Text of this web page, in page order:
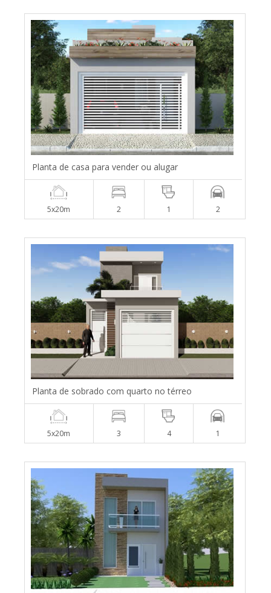
Planta de casa para vender ou alugar
5x20m 2 1 2
Planta de sobrado com quarto no térreo
5x20m 3 4 1